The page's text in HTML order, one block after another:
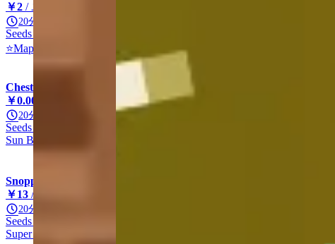
￥2 / ユニット
20分
Seeds
⭐Maple Bamboo ⭐
Chest6
￥0.00326
20分
Seeds
Sun Bloom
SnoppyStore
￥13 / ユニット
20分
Seeds
Super Syrup Sprinkler